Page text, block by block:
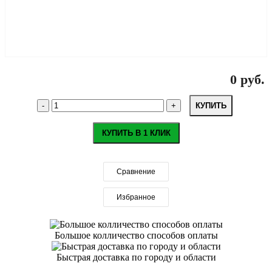
0 руб.
КУПИТЬ
КУПИТЬ В 1 КЛИК
Сравнение
Избранное
Большое колличество способов оплаты
Быстрая доставка по городу и области